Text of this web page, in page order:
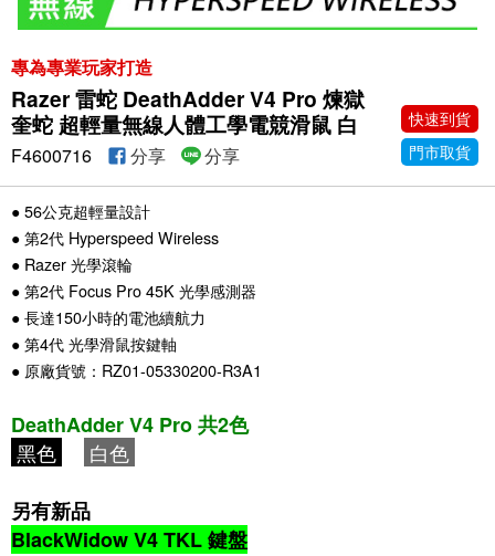
專為專業玩家打造
Razer 雷蛇 DeathAdder V4 Pro 煉獄
奎蛇 超輕量無線人體工學電競滑鼠 白
快速到貨
門市取貨
F4600716 分享 分享
● 56公克超輕量設計
● 第2代 Hyperspeed Wireless
● Razer 光學滾輪
● 第2代 Focus Pro 45K 光學感測器
● 長達150小時的電池續航力
● 第4代 光學滑鼠按鍵軸
● 原廠貨號：RZ01-05330200-R3A1
DeathAdder V4 Pro 共2色
黑色
白色
另有新品
BlackWidow V4 TKL 鍵盤